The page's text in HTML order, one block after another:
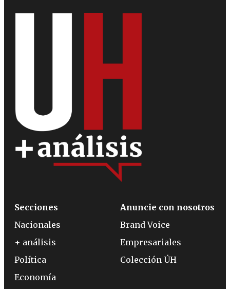
Secciones
Nacionales
+ análisis
Política
Economía
Anuncie con nosotros
Brand Voice
Empresariales
Colección ÚH